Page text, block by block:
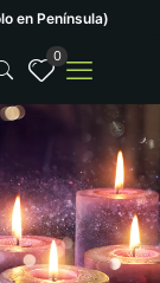
en Península)
0